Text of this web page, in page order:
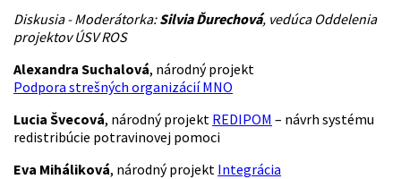
Diskusia - Moderátorka:Silvia Ďurechová, vedúca Oddelenia
projektov ÚSV ROS
Alexandra Suchalová, národný projekt
Podpora strešných organizácií MNO
Lucia Švecová, národný projekt REDIPOM – návrh systému
redistribúcie potravinovej pomoci
Eva Miháliková, národný projekt Integrácia